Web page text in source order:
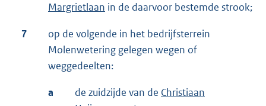
Margrietlaan in de daarvoor bestemde strook;
7
op de volgende in het bedrijfsterrein
Molenwetering gelegen wegen of
weggedeelten:
a de zuidzijde van de Christiaan